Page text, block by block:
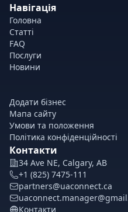
Навігація
Головна
Статті
FAQ
Послуги
Новини
Додати бізнес
Мапа сайту
Умови та положення
Політика конфіденційності
Контакти
34 Ave NE, Calgary, AB
+1 (825) 7475-111
partners@uaconnect.ca
Контакти